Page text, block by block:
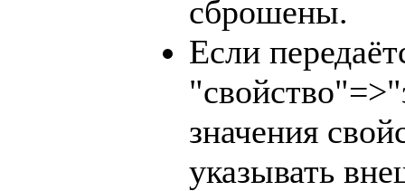
сброшены.
Если
значения
указывать